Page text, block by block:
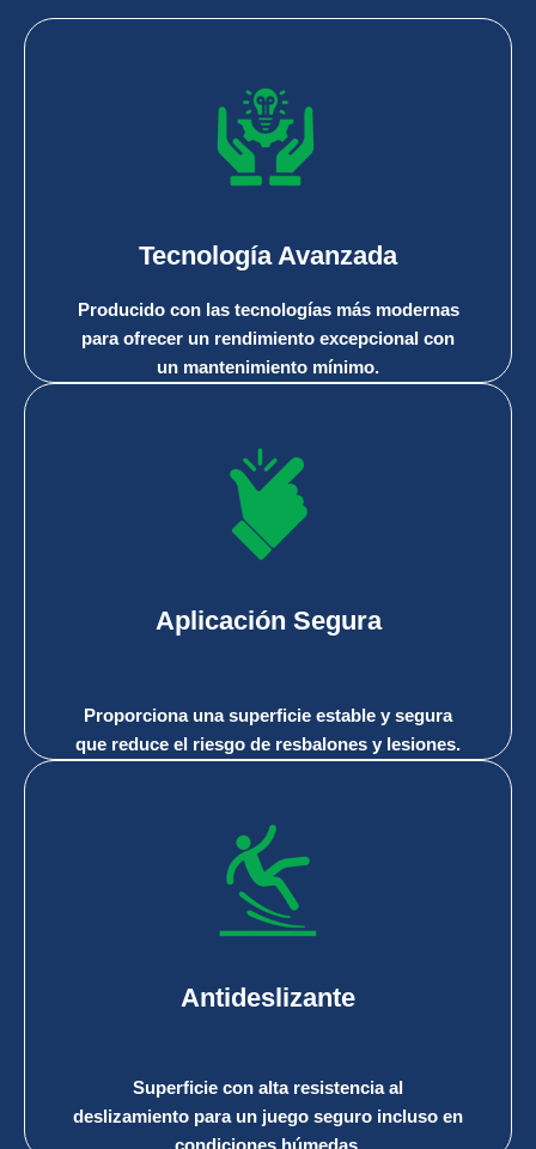
Tecnología Avanzada
Producido con las tecnologías más modernas
para ofrecer un rendimiento excepcional con
un mantenimiento mínimo.
Aplicación Segura
Proporciona una superficie estable y segura
que reduce el riesgo de resbalones y lesiones.
Antideslizante
Superficie con alta resistencia al
deslizamiento para un juego seguro incluso en
condiciones húmedas.